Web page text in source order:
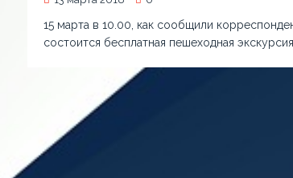
15 марта в 10.00, как сообщили
состоится бесплатная пешеходная